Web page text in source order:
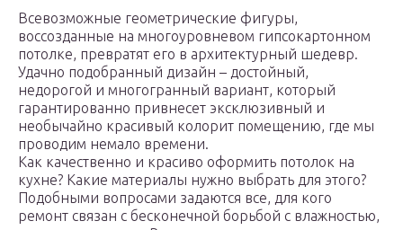
Всевозможные геометрические фигуры,
воссозданные на многоуровневом гипсокартонном
потолке, превратят его в архитектурный шедевр.
Удачно подобранный дизайн – достойный,
недорогой и многогранный вариант, который
гарантированно привнесет эксклюзивный и
необычайно красивый колорит помещению, где мы
проводим немало времени.
Как качественно и красиво оформить потолок на
кухне? Какие материалы нужно выбрать для этого?
Подобными вопросами задаются все, для кого
ремонт связан с бесконечной борьбой с влажностью,